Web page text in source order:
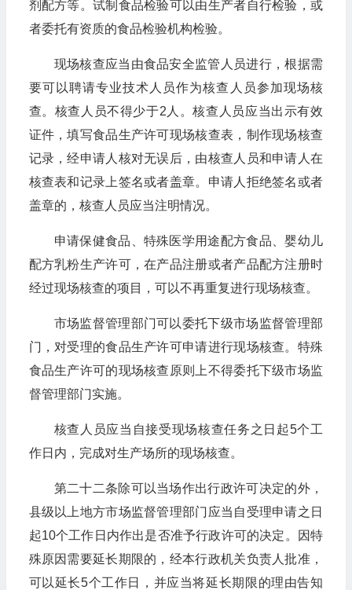
剂配方等。试制食品检验可以由生产者自行检验，或
者委托有资质的食品检验机构检验。
现场核查应当由食品安全监管人员进行，根据需
要可以聘请专业技术人员作为核查人员参加现场核
查。核查人员不得少于2人。核查人员应当出示有效
证件，填写食品生产许可现场核查表，制作现场核查
记录，经申请人核对无误后，由核查人员和申请人在
核查表和记录上签名或者盖章。申请人拒绝签名或者
盖章的，核查人员应当注明情况。
申请保健食品、特殊医学用途配方食品、婴幼儿
配方乳粉生产许可，在产品注册或者产品配方注册时
经过现场核查的项目，可以不再重复进行现场核查。
市场监督管理部门可以委托下级市场监督管理部
门，对受理的食品生产许可申请进行现场核查。特殊
食品生产许可的现场核查原则上不得委托下级市场监
督管理部门实施。
核查人员应当自接受现场核查任务之日起5个工
作日内，完成对生产场所的现场核查。
第二十二条除可以当场作出行政许可决定的外，
县级以上地方市场监督管理部门应当自受理申请之日
起10个工作日内作出是否准予行政许可的决定。因特
殊原因需要延长期限的，经本行政机关负责人批准，
可以延长5个工作日，并应当将延长期限的理由告知